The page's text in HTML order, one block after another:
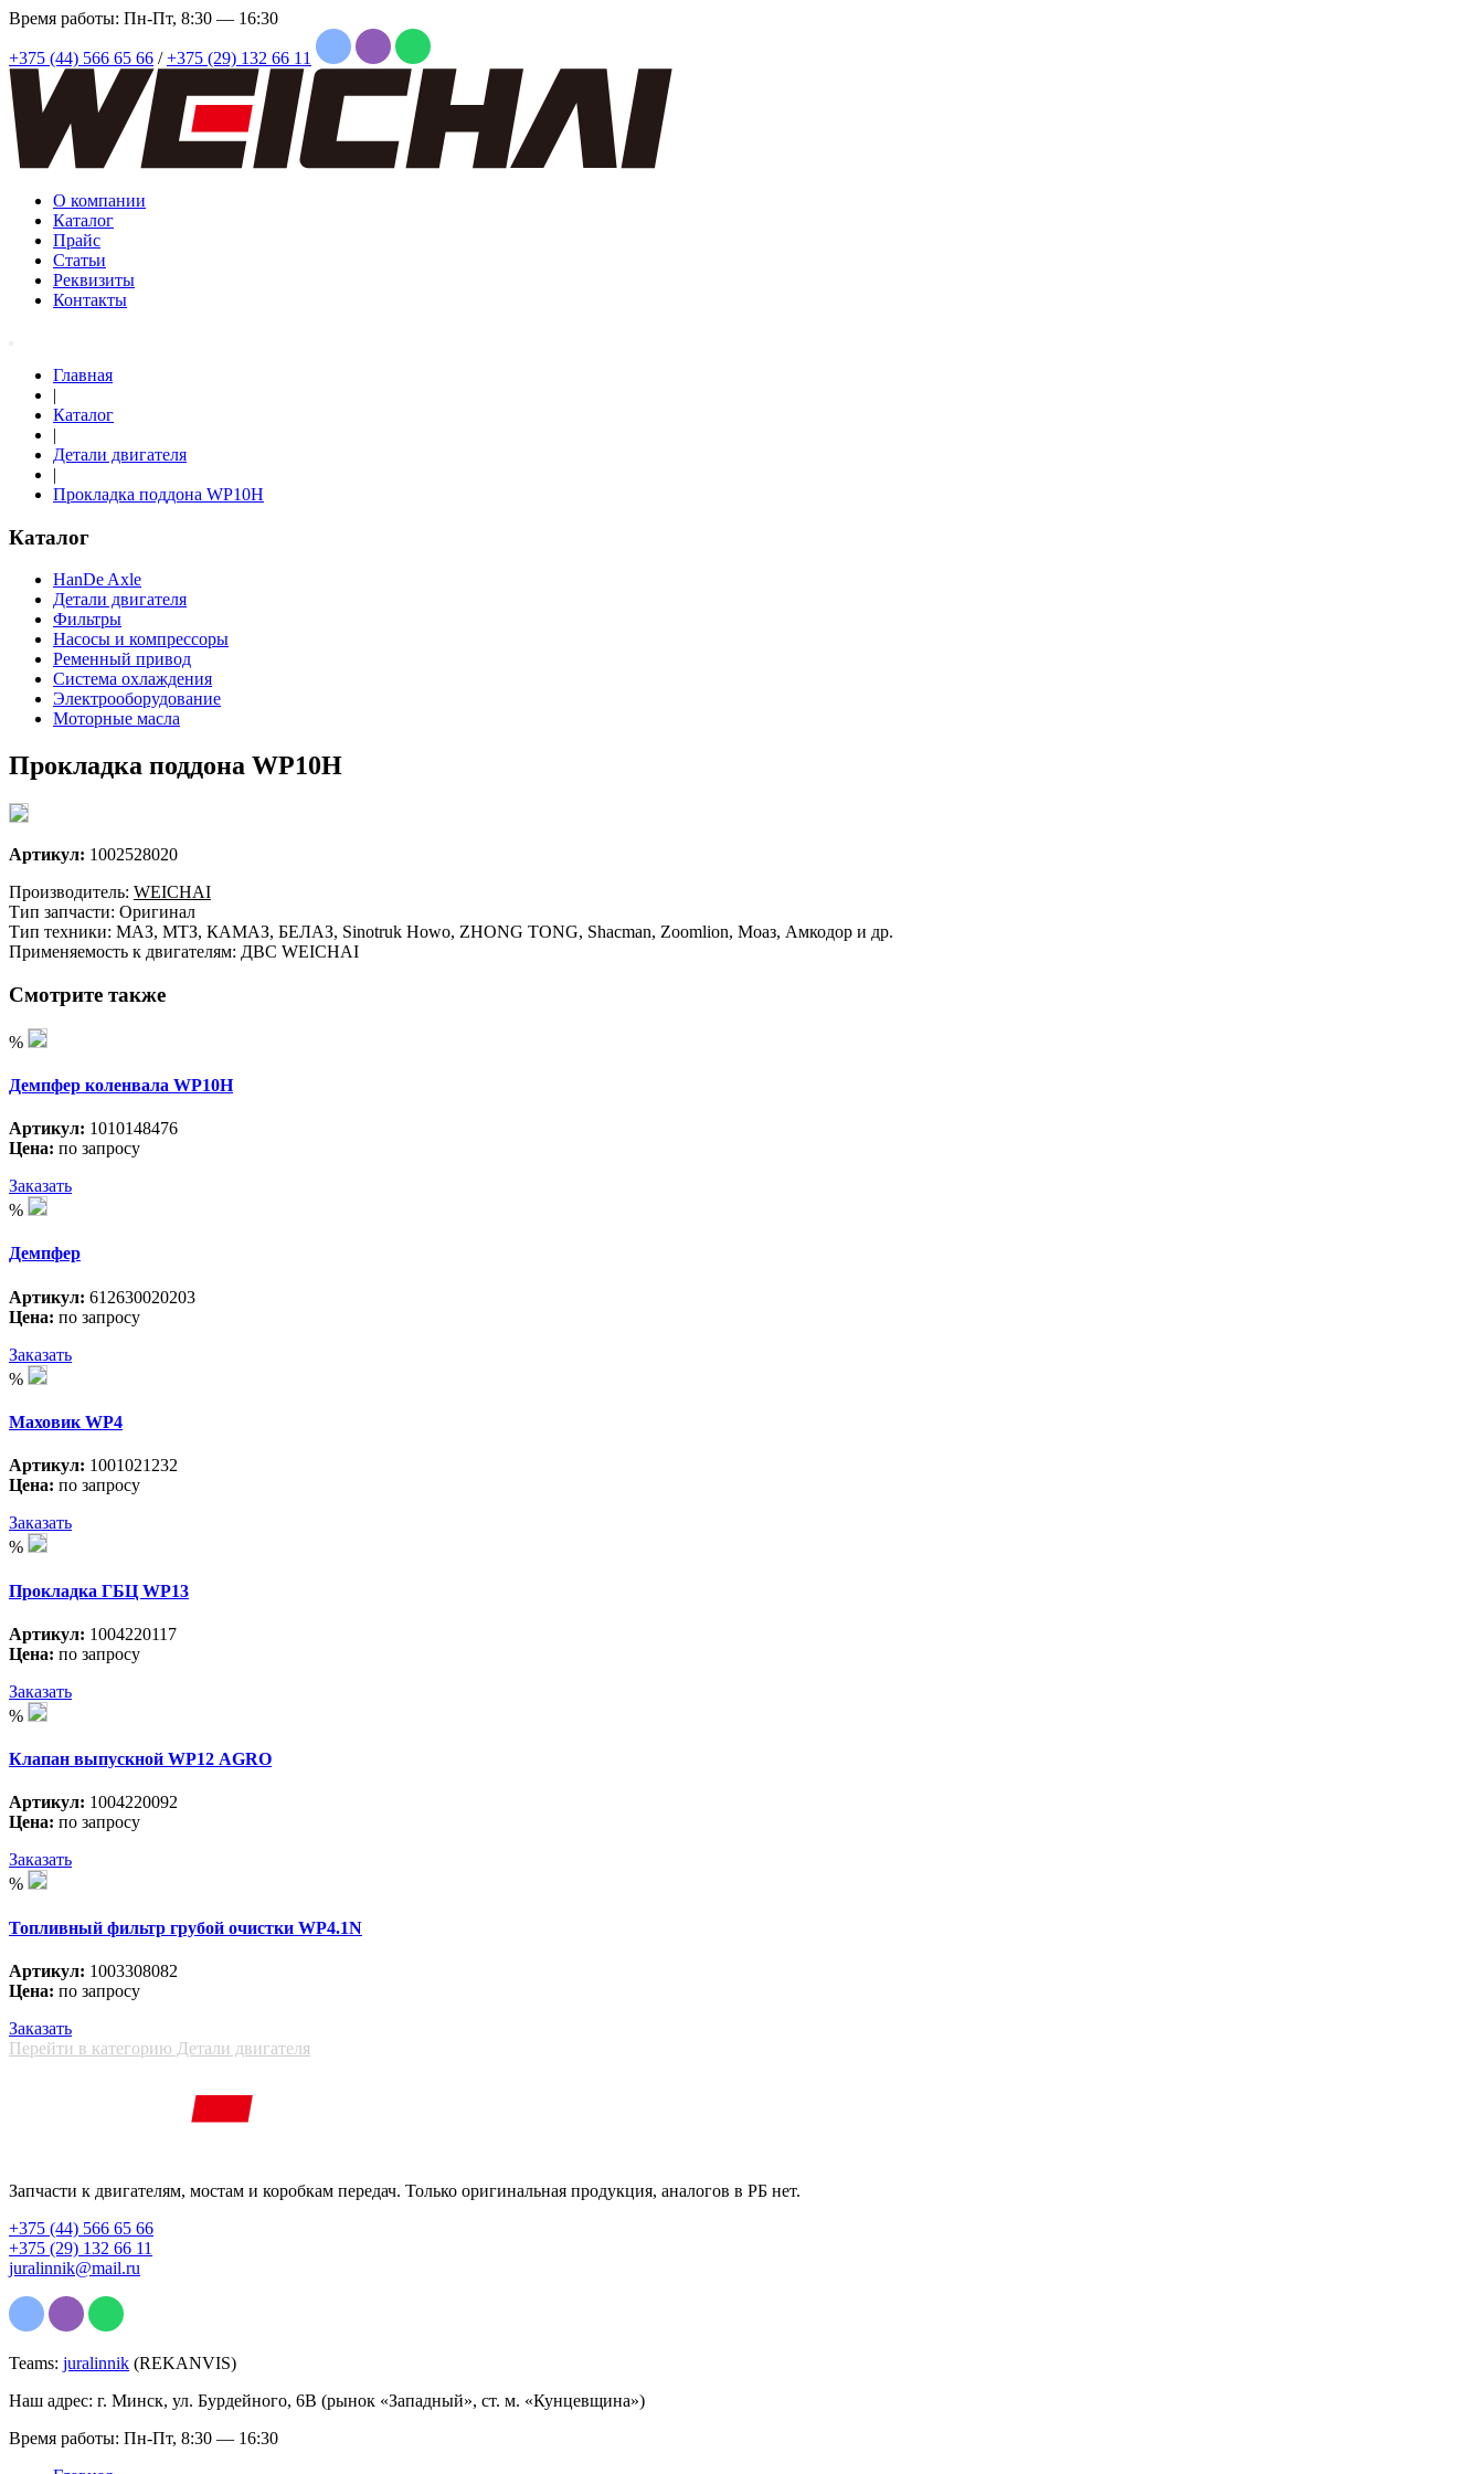
Время работы: Пн-Пт, 8:30 — 16:30
+375 (44) 566 65 66 / +375 (29) 132 66 11
О компании
Каталог
Прайс
Статьи
Реквизиты
Контакты
Главная
|
Каталог
|
Детали двигателя
|
Прокладка поддона WP10H
Каталог
HanDe Axle
Детали двигателя
Фильтры
Насосы и компрессоры
Ременный привод
Система охлаждения
Электрооборудование
Моторные масла
Прокладка поддона WP10H
Артикул: 1002528020
Производитель: WEICHAI
Тип запчасти: Оригинал
Тип техники: МАЗ, МТЗ, КАМАЗ, БЕЛАЗ, Sinotruk Howo, ZHONG TONG, Shacman, Zoomlion, Моаз, Амкодор и др.
Применяемость к двигателям: ДВС WEICHAI
Смотрите также
%
Демпфер коленвала WP10H
Артикул: 1010148476
Цена: по запросу
Заказать
%
Демпфер
Артикул: 612630020203
Цена: по запросу
Заказать
%
Маховик WP4
Артикул: 1001021232
Цена: по запросу
Заказать
%
Прокладка ГБЦ WP13
Артикул: 1004220117
Цена: по запросу
Заказать
%
Клапан выпускной WP12 АGRO
Артикул: 1004220092
Цена: по запросу
Заказать
%
Топливный фильтр грубой очистки WP4.1N
Артикул: 1003308082
Цена: по запросу
Заказать
Перейти в категорию Детали двигателя
Запчасти к двигателям, мостам и коробкам передач. Только оригинальная продукция, аналогов в РБ нет.
+375 (44) 566 65 66
+375 (29) 132 66 11
juralinnik@mail.ru
Teams: juralinnik (REKANVIS)
Наш адрес: г. Минск, ул. Бурдейного, 6В (рынок «Западный», ст. м. «Кунцевщина»)
Время работы: Пн-Пт, 8:30 — 16:30